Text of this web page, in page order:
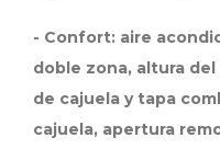
- Confort: aire
doble zona, altura
de cajuela y tapa
cajuela, apertura